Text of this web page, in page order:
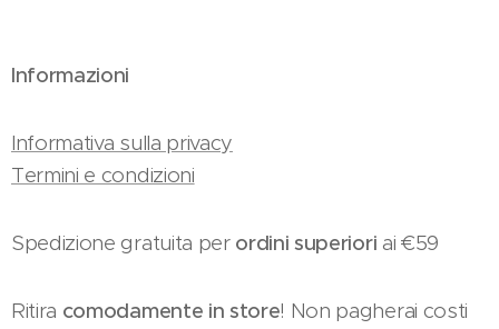
Informazioni
Informativa sulla privacy
Termini e condizioni
Spedizione gratuita perordini superiori ai €59
Ritira comodamente in store! Non pagherai costi